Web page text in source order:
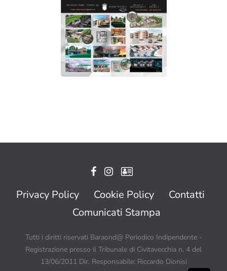
Privacy Policy Cookie Policy
Contatti
Comunicati Stampa
Tutti i diritti riservati Baraond@ Periodico Indipendente -
Registrazione presso il Tribunale di Civitavecchia n. 4 del
13/06/2011 Dir. Responsabile: Riccardo Dionisi